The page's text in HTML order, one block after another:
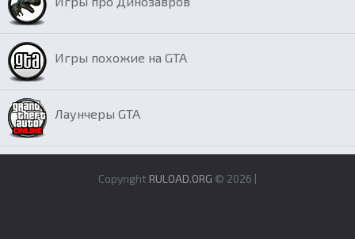
Игры похожие на GTA
Лаунчеры GTA
Copyright RULOAD.ORG © 2026 |